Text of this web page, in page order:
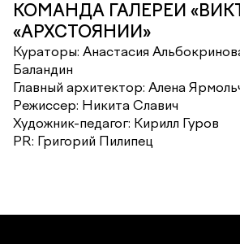
КОМАНДА ГАЛЕРЕИ
«АРХСТОЯНИИ»
Кураторы: Анастасия
Баландин
Главный архитектор: Алена
Режиссер: Никита Славич
Художник-педагог: Кирилл Гуров
PR: Григорий Пилипец